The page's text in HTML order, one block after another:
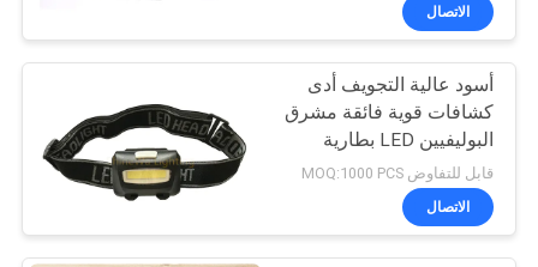
الاتصال
أسود عالية التجويف أدى
كشافات قوية فائقة مشرق
البوليفيين LED بطارية
المصباح
قابل للتفاوض MOQ:1000 PCS
الاتصال